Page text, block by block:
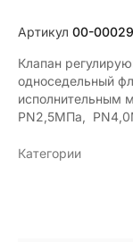
Артикул 00-
Клапан
односедельный
исполнительным
PN2,5МПа,
Категории